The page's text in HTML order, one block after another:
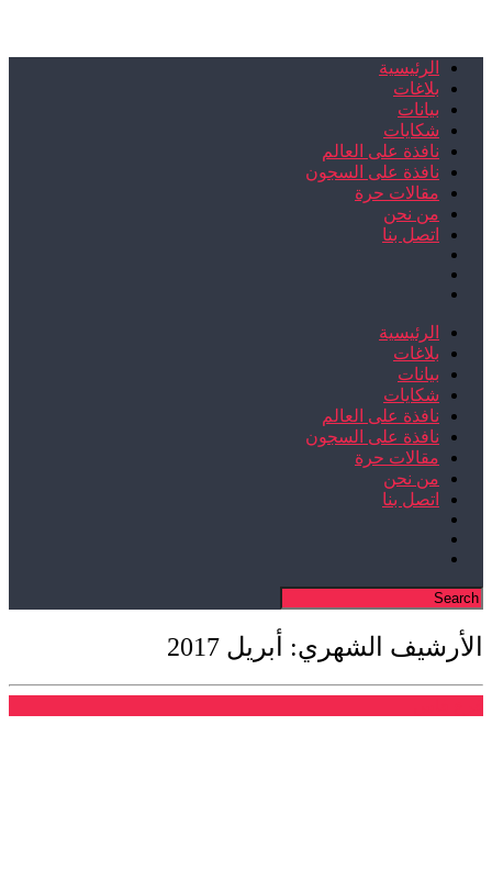
الرئيسية
بلاغات
بيانات
شكايات
نافذة على العالم
نافذة على السجون
مقالات حرة
من نحن
اتصل بنا
الرئيسية
بلاغات
بيانات
شكايات
نافذة على العالم
نافذة على السجون
مقالات حرة
من نحن
اتصل بنا
الأرشيف الشهري: أبريل 2017